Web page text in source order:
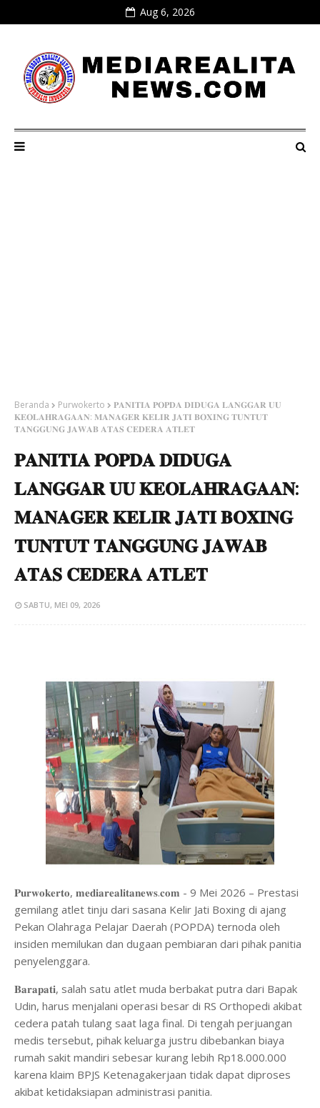
Aug 6, 2026
Beranda Purwokerto
​𝐏𝐀𝐍𝐈𝐓𝐈𝐀 𝐏𝐎𝐏𝐃𝐀 𝐃𝐈𝐃𝐔𝐆𝐀 𝐋𝐀𝐍𝐆𝐆𝐀𝐑 𝐔𝐔
𝐊𝐄𝐎𝐋𝐀𝐇𝐑𝐀𝐆𝐀𝐀𝐍: 𝐌𝐀𝐍𝐀𝐆𝐄𝐑 𝐊𝐄𝐋𝐈𝐑 𝐉𝐀𝐓𝐈 𝐁𝐎𝐗𝐈𝐍𝐆 𝐓𝐔𝐍𝐓𝐔𝐓
𝐓𝐀𝐍𝐆𝐆𝐔𝐍𝐆 𝐉𝐀𝐖𝐀𝐁 𝐀𝐓𝐀𝐒 𝐂𝐄𝐃𝐄𝐑𝐀 𝐀𝐓𝐋𝐄𝐓
​𝐏𝐀𝐍𝐈𝐓𝐈𝐀 𝐏𝐎𝐏𝐃𝐀 𝐃𝐈𝐃𝐔𝐆𝐀
𝐋𝐀𝐍𝐆𝐆𝐀𝐑 𝐔𝐔 𝐊𝐄𝐎𝐋𝐀𝐇𝐑𝐀𝐆𝐀𝐀𝐍:
𝐌𝐀𝐍𝐀𝐆𝐄𝐑 𝐊𝐄𝐋𝐈𝐑 𝐉𝐀𝐓𝐈 𝐁𝐎𝐗𝐈𝐍𝐆
𝐓𝐔𝐍𝐓𝐔𝐓 𝐓𝐀𝐍𝐆𝐆𝐔𝐍𝐆 𝐉𝐀𝐖𝐀𝐁
𝐀𝐓𝐀𝐒 𝐂𝐄𝐃𝐄𝐑𝐀 𝐀𝐓𝐋𝐄𝐓
SABTU, MEI 09, 2026
𝐏𝐮𝐫𝐰𝐨𝐤𝐞𝐫𝐭𝐨, 𝐦𝐞𝐝𝐢𝐚𝐫𝐞𝐚𝐥𝐢𝐭𝐚𝐧𝐞𝐰𝐬.𝐜𝐨𝐦 - 9 Mei 2026 – Prestasi
gemilang atlet tinju dari sasana Kelir Jati Boxing di ajang
Pekan Olahraga Pelajar Daerah (POPDA) ternoda oleh
insiden memilukan dan dugaan pembiaran dari pihak panitia
penyelenggara.
𝐁𝐚𝐫𝐚𝐩𝐚𝐭𝐢, salah satu atlet muda berbakat putra dari Bapak
Udin, harus menjalani operasi besar di RS Orthopedi akibat
cedera patah tulang saat laga final. Di tengah perjuangan
medis tersebut, pihak keluarga justru dibebankan biaya
rumah sakit mandiri sebesar kurang lebih Rp18.000.000
karena klaim BPJS Ketenagakerjaan tidak dapat diproses
akibat ketidaksiapan administrasi panitia.